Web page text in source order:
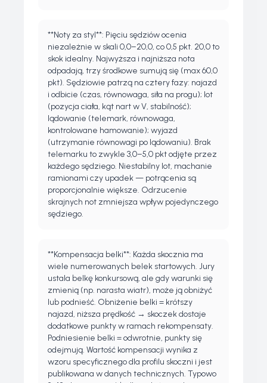
**Noty za styl**: Pięciu sędziów ocenia
niezależnie w skali 0,0–20,0, co 0,5 pkt. 20,0 to
skok idealny. Najwyższa i najniższa nota
odpadają, trzy środkowe sumują się (max 60,0
pkt). Sędziowie patrzą na cztery fazy: najazd
i odbicie (czas, równowaga, siła na progu); lot
(pozycja ciała, kąt nart w V, stabilność);
lądowanie (telemark, równowaga,
kontrolowane hamowanie); wyjazd
(utrzymanie równowagi po lądowaniu). Brak
telemarku to zwykle 3,0–5,0 pkt odjęte przez
każdego sędziego. Niestabilny lot, machanie
ramionami czy upadek — potrącenia są
proporcjonalnie większe. Odrzucenie
skrajnych not zmniejsza wpływ pojedynczego
sędziego.
**Kompensacja belki**: Każda skocznia ma
wiele numerowanych belek startowych. Jury
ustala belkę konkursową, ale gdy warunki się
zmienią (np. narasta wiatr), może ją obniżyć
lub podnieść. Obniżenie belki = krótszy
najazd, niższa prędkość → skoczek dostaje
dodatkowe punkty w ramach rekompensaty.
Podniesienie belki = odwrotnie, punkty się
odejmują. Wartość kompensacji wynika z
wzoru specyficznego dla profilu skoczni i jest
publikowana w danych technicznych. Typowo